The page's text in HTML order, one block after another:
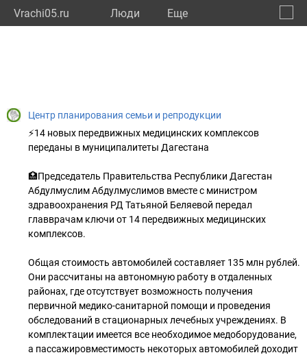
Vrachi05.ru Люди Eще
Центр планирования семьи и репродукции
⚡️14 новых передвижных медицинских комплексов
переданы в муниципалитеты Дагестана
🏥Председатель Правительства Республики Дагестан
Абдулмуслим Абдулмуслимов вместе с министром
здравоохранения РД Татьяной Беляевой передал
главврачам ключи от 14 передвижных медицинских
комплексов.
️Общая стоимость автомобилей составляет 135 млн рублей.
Они рассчитаны на автономную работу в отдаленных
районах, где отсутствует возможность получения
первичной медико-санитарной помощи и проведения
обследований в стационарных лечебных учреждениях. В
комплектации имеется все необходимое медоборудование,
а пассажировместимость некоторых автомобилей доходит